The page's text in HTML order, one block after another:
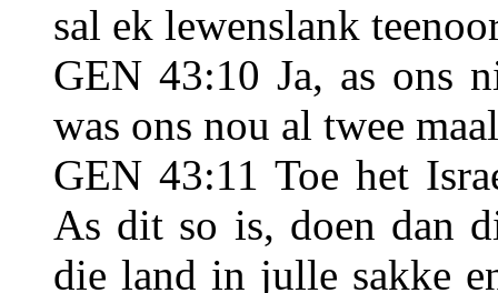
sal ek lewenslank
GEN 43:10 Ja, as ons
was ons nou al twee
GEN 43:11 Toe het
As dit so is, doen dan
die land in julle sakke